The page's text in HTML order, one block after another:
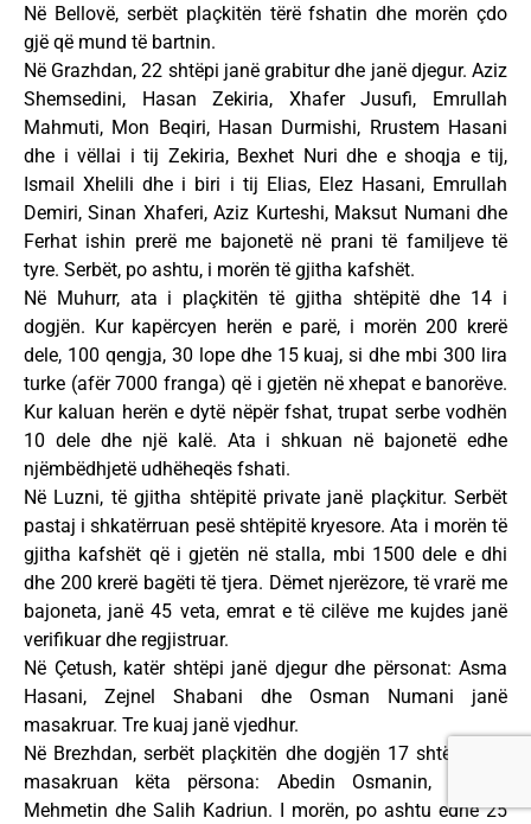
Në Bellovë, serbët plaçkitën tërë fshatin dhe morën çdo
gjë që mund të bartnin.
Në Grazhdan, 22 shtëpi janë grabitur dhe janë djegur. Aziz
Shemsedini, Hasan Zekiria, Xhafer Jusufi, Emrullah
Mahmuti, Mon Beqiri, Hasan Durmishi, Rrustem Hasani
dhe i vëllai i tij Zekiria, Bexhet Nuri dhe e shoqja e tij,
Ismail Xhelili dhe i biri i tij Elias, Elez Hasani, Emrullah
Demiri, Sinan Xhaferi, Aziz Kurteshi, Maksut Numani dhe
Ferhat ishin prerë me bajonetë në prani të familjeve të
tyre. Serbët, po ashtu, i morën të gjitha kafshët.
Në Muhurr, ata i plaçkitën të gjitha shtëpitë dhe 14 i
dogjën. Kur kapërcyen herën e parë, i morën 200 krerë
dele, 100 qengja, 30 lope dhe 15 kuaj, si dhe mbi 300 lira
turke (afër 7000 franga) që i gjetën në xhepat e banorëve.
Kur kaluan herën e dytë nëpër fshat, trupat serbe vodhën
10 dele dhe një kalë. Ata i shkuan në bajonetë edhe
njëmbëdhjetë udhëheqës fshati.
Në Luzni, të gjitha shtëpitë private janë plaçkitur. Serbët
pastaj i shkatërruan pesë shtëpitë kryesore. Ata i morën të
gjitha kafshët që i gjetën në stalla, mbi 1500 dele e dhi
dhe 200 krerë bagëti të tjera. Dëmet njerëzore, të vrarë me
bajoneta, janë 45 veta, emrat e të cilëve me kujdes janë
verifikuar dhe regjistruar.
Në Çetush, katër shtëpi janë djegur dhe përsonat: Asma
Hasani, Zejnel Shabani dhe Osman Numani janë
masakruar. Tre kuaj janë vjedhur.
Në Brezhdan, serbët plaçkitën dhe dogjën 17 shtëpi. Ata
masakruan këta përsona: Abedin Osmanin, Shahin
Mehmetin dhe Salih Kadriun. I morën, po ashtu edhe 25